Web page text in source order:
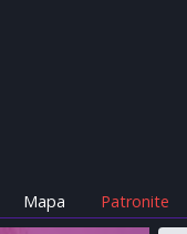
Mapa Patronite